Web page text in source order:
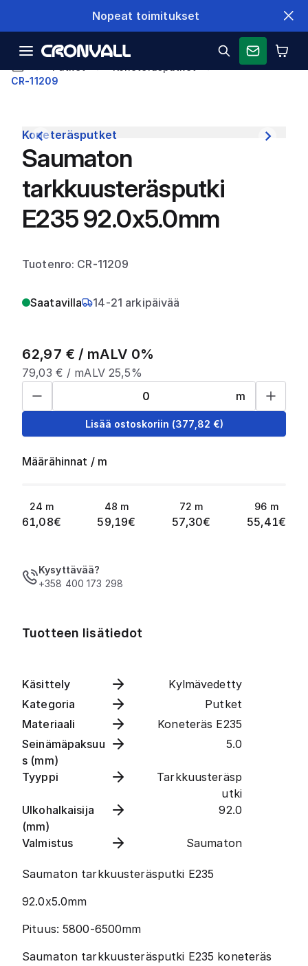
Nopeat toimitukset
CR-11209
Koneteräsputket
Saumaton
tarkkuusteräsputki
E235 92.0x5.0mm
Tuotenro: CR-11209
Saatavilla 14-21 arkipäivää
62,97 € / mALV 0%
79,03 € / mALV 25,5%
m
Lisää ostoskoriin (377,82 €)
Määrähinnat / m
24 m
61,08€
48 m
59,19€
72 m
57,30€
96 m
55,41€
Kysyttävää?
+358 400 173 298
Tuotteen lisätiedot
Käsittely
Kylmävedetty
Kategoria
Putket
Materiaali
Koneteräs E235
Seinämäpaksuu
s (mm)
5.0
Tyyppi
Tarkkuusteräsp
utki
Ulkohalkaisija
(mm)
92.0
Valmistus Saumaton
Saumaton tarkkuusteräsputki E235
92.0x5.0mm
Pituus: 5800-6500mm
Saumaton tarkkuusteräsputki E235 koneteräs